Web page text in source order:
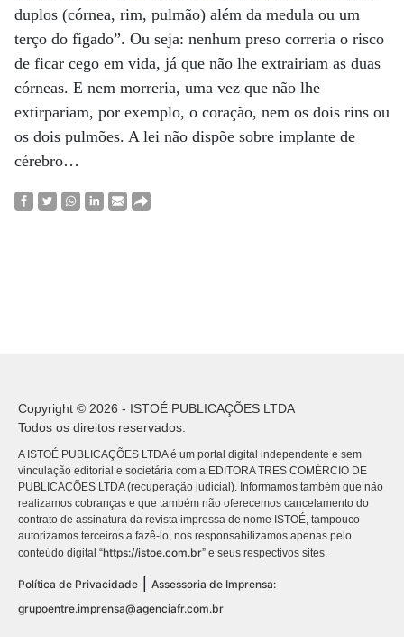
duplos (córnea, rim, pulmão) além da medula ou um
terço do fígado”. Ou seja: nenhum preso correria o risco
de ficar cego em vida, já que não lhe extrairiam as duas
córneas. E nem morreria, uma vez que não lhe
extirpariam, por exemplo, o coração, nem os dois rins ou
os dois pulmões. A lei não dispõe sobre implante de
cérebro…
Copyright © 2026 - ISTOÉ PUBLICAÇÕES LTDA
Todos os direitos reservados.
A ISTOÉ PUBLICAÇÕES LTDA é um portal digital independente e sem
vinculação editorial e societária com a EDITORA TRES COMÉRCIO DE
PUBLICACÕES LTDA (recuperação judicial). Informamos também que não
realizamos cobranças e que também não oferecemos cancelamento do
contrato de assinatura da revista impressa de nome ISTOÉ, tampouco
autorizamos terceiros a fazê-lo, nos responsabilizamos apenas pelo
conteúdo digital “https://istoe.com.br” e seus respectivos sites.
Política de Privacidade
Assessoria de Imprensa:
grupoentre.imprensa@agenciafr.com.br